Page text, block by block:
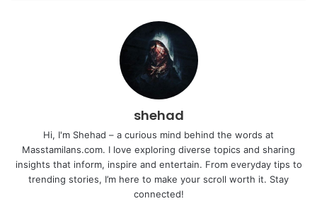
shehad
Hi, I'm Shehad – a curious mind behind the words at
Masstamilans.com. I love exploring diverse topics and sharing
insights that inform, inspire and entertain. From everyday tips to
trending stories, I’m here to make your scroll worth it. Stay
connected!